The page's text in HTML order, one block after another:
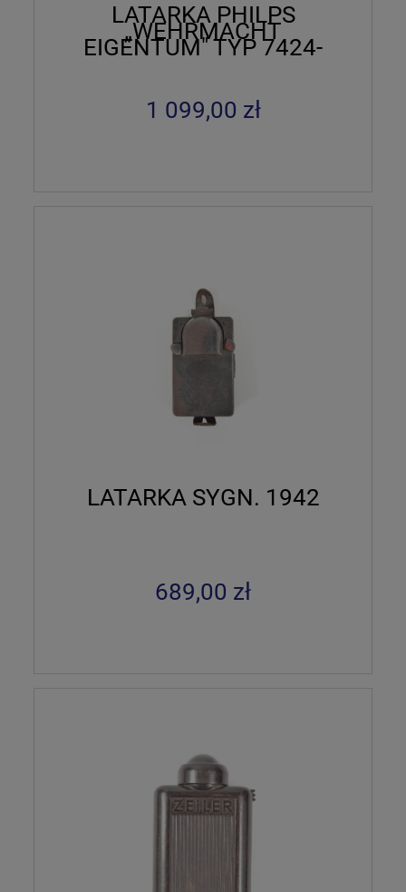
LATARKA PHILPS
„WEHRMACHT
EIGENTUM" TYP 7424-
03
1 099,00 zł
LATARKA SYGN. 1942
689,00 zł